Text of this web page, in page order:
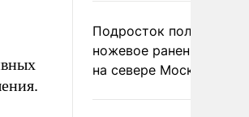
Подросток получил
ножевое ранение в
на севере Москвы